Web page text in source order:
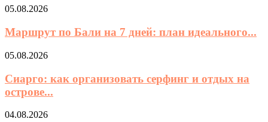
05.08.2026
Маршрут по Бали на 7 дней: план идеального...
05.08.2026
Сиарго: как организовать серфинг и отдых на
острове...
04.08.2026